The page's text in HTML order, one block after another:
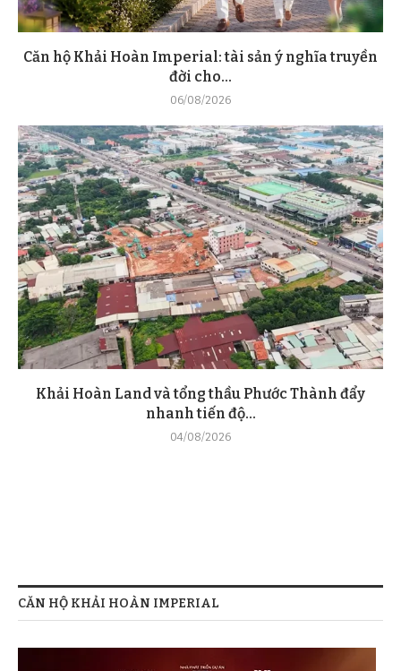
Căn hộ Khải Hoàn Imperial: tài sản ý nghĩa truyền
đời cho...
06/08/2026
Khải Hoàn Land và tổng thầu Phước Thành đẩy
nhanh tiến độ...
04/08/2026
CĂN HỘ KHẢI HOÀN IMPERIAL